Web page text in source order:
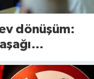
dönüşüm: